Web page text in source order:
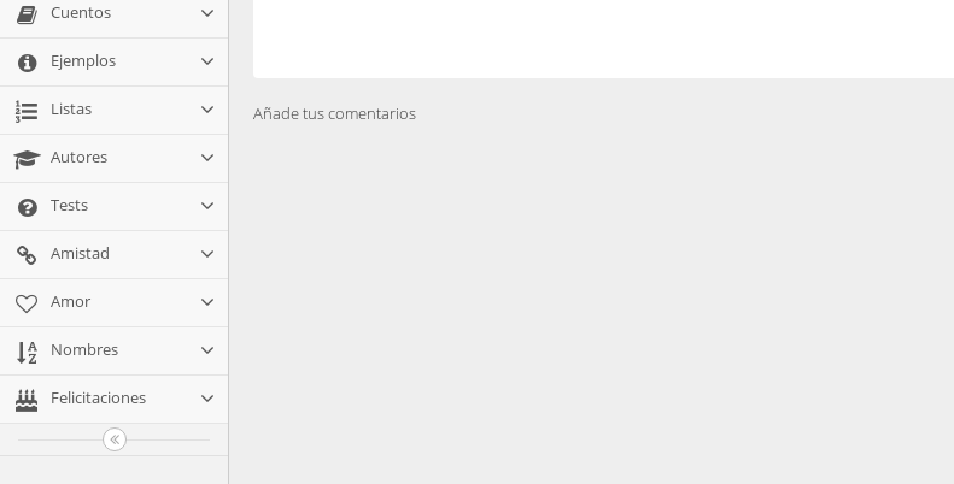
Cuentos
Ejemplos
Listas
Autores
Tests
Amistad
Amor
Nombres
Felicitaciones
Añade tus comentarios